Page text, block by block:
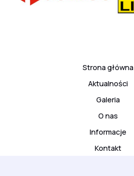
Strona główna
Aktualności
Galeria
O nas
Informacje
Kontakt